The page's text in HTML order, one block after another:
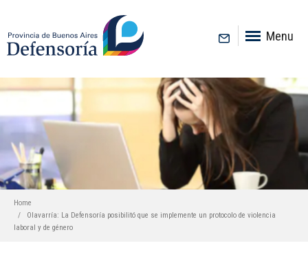
Menu
Home
Olavarría: La Defensoría posibilitó que se implemente un protocolo de violencia
laboral y de género